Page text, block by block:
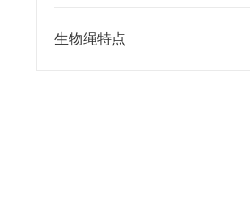
生物绳特点